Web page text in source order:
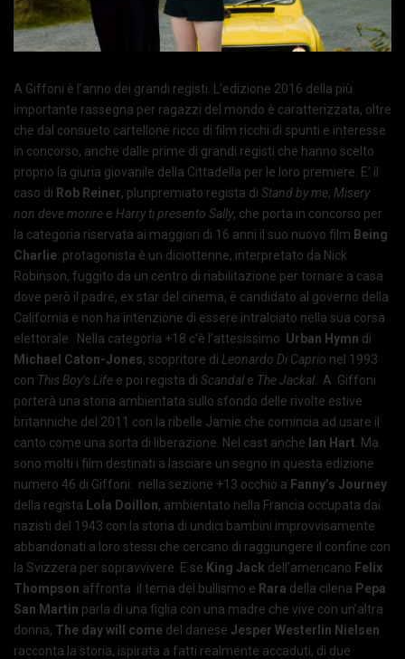
A Giffoni è l’anno dei grandi registi. L’edizione 2016 della più
importante rassegna per ragazzi del mondo è caratterizzata, oltre
che dal consueto cartellone ricco di film ricchi di spunti e interesse
in concorso, anche dalle prime di grandi registi che hanno scelto
proprio la giuria giovanile della Cittadella per le loro premiere. E’ il
caso di Rob Reiner, pluripremiato regista di Stand by me, Misery
non deve morire e Harry ti presento Sally, che porta in concorso per
la categoria riservata ai maggiori di 16 anni il suo nuovo film Being
Charlie: protagonista è un diciottenne, interpretato da Nick
Robinson, fuggito da un centro di riabilitazione per tornare a casa
dove però il padre, ex star del cinema, è candidato al governo della
California e non ha intenzione di essere intralciato nella sua corsa
elettorale. Nella categoria +18 c’è l’attesissimo Urban Hymn di
Michael Caton-Jones, scopritore di Leonardo Di Caprio nel 1993
con This Boy’s Life e poi regista di Scandal e The Jackal . A Giffoni
porterà una storia ambientata sullo sfondo delle rivolte estive
britanniche del 2011 con la ribelle Jamie che comincia ad usare il
canto come una sorta di liberazione. Nel cast anche Ian Hart . Ma
sono molti i film destinati a lasciare un segno in questa edizione
numero 46 di Giffoni: nella sezione +13 occhio a Fanny’s Journey
della regista Lola Doillon, ambientato nella Francia occupata dai
nazisti del 1943 con la storia di undici bambini improvvisamente
abbandonati a loro stessi che cercano di raggiungere il confine con
la Svizzera per sopravvivere. E se King Jack dell’americano Felix
Thompson affronta il tema del bullismo e Rara della cilena Pepa
San Martin parla di una figlia con una madre che vive con un’altra
donna, The day will come del danese Jesper Westerlin Nielsen
racconta la storia, ispirata a fatti realmente accaduti, di due